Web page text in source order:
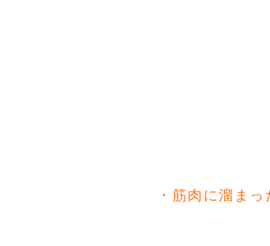
・筋肉に溜ま